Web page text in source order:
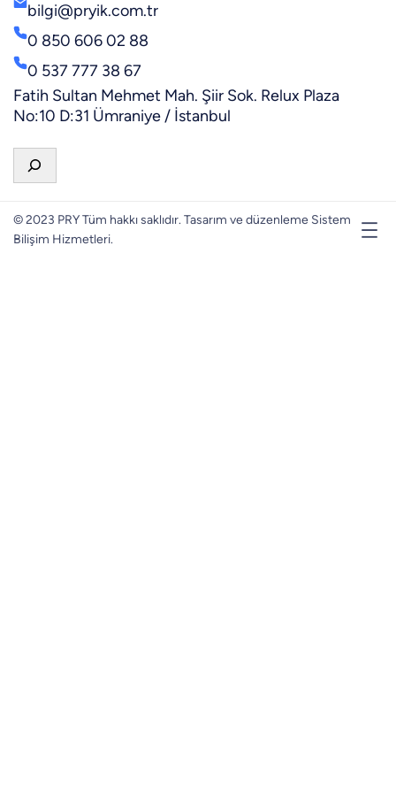
bilgi@pryik.com.tr
0 850 606 02 88
0 537 777 38 67
Fatih Sultan Mehmet Mah. Şiir Sok. Relux Plaza
No:10 D:31 Ümraniye / İstanbul
r
© 2023 PRY Tüm hakkı saklıdır. Tasarım ve düzenleme Sistem
Bilişim Hizmetleri.